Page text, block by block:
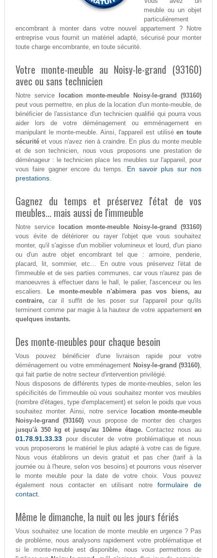
meuble ou un objet
particulièrement
encombrant à monter dans votre nouvel appartement ? Notre
entreprise vous fournit un matériel adapté, sécurisé pour monter
toute charge encombrante, en toute sécurité.
Votre monte-meuble au Noisy-le-grand (93160)
avec ou sans technicien
Notre service
location monte-meuble Noisy-le-grand (93160)
peut vous permettre, en plus de la location d'un monte-meuble, de
bénéficier de l'assistance d'un technicien qualifié qui pourra vous
aider lors de votre déménagement ou emménagement en
manipulant le monte-meuble. Ainsi, l'appareil est utiliséen toute
sécuritéet vous n'avez rien à craindre. En plus du monte meuble
et de son technicien, nous vous proposons une prestation de
déménageur : le technicien place les meubles sur l'appareil, pour
vous faire gagner encore du temps. En savoir plus sur nos
prestations.
Gagnez du temps et préservez l'état de vos
meubles... mais aussi de l'immeuble
Notre service
location monte-meuble Noisy-le-grand (93160)
vous évite de détériorer ou rayer l'objet que vous souhaitez
monter, qu'il s'agisse d'un mobilier volumineux et lourd, d'un piano
ou d'un autre objet encombrant tel que : armoire, penderie,
placard, lit, sommier, etc… En outre vous préservez l'état de
l'immeuble et de ses parties communes, car vous n'aurez pas de
manoeuvres à effectuer dans le hall, le palier, l'ascenceur ou les
escaliers.
Le monte-meuble n'abimera pas vos biens, au
contraire, car il suffit de les poser sur l'appareil pour qu'ils
terminent comme par magie à la hauteur de votre appartementen
quelques instants.
Des monte-meubles pour chaque besoin
Vous pouvez bénéficier d'une livraison rapide pour votre
déménagement ou votre emménagement Noisy-le-grand (93160),
qui fait partie de notre secteur d'intervention privilégié.
Nous disposons de différents types de monte-meubles, selon les
spécificités de l'immeuble où vous souhaitez monter vos meubles
(nombre d'étages, type d'emplacement) et selon le poids que vous
souhaitez monter. Ainsi, notre service
location monte-meuble
Noisy-le-grand (93160)vous propose de monter des charges
jusqu'à 350 kg et jusqu'au 10ème étage. Contactez nous au
01.78.91.33.33pour discuter de votre problématique et nous
vous proposerons le matériel le plus adapté à votre cas de figure.
Nous vous établirons un devis gratuit et pas cher (tarif à la
journée ou à l'heure, selon vos besoins) et pourrons vous réserver
le monte meuble pour la date de votre choix. Vous pouvez
également nous contacter en utilisant notreformulaire de
contact.
Même le dimanche, la nuit ou les jours fériés
Vous souhaitez une location de monte meuble en urgence ? Pas
de problème, nous analysons rapidement votre problématique et
si le monte-meuble est disponible, nous vous permettons de